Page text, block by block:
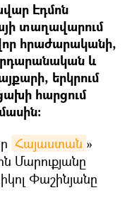
Էդմոն
տաղավարում
հրաժարականի,
և
երկրում
հարցում
Հայաստան »
Մարուքյանը
Փաշինյանը